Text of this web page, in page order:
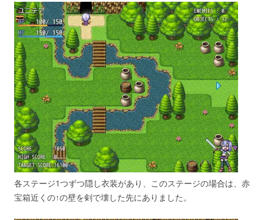
各ステージ1つずつ隠し衣装があり、このステージの場合は、赤
宝箱近くの↑の壁を剣で壊した先にありました。